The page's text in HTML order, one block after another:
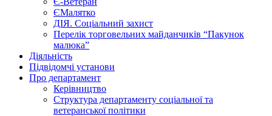
ЄМалятко
ДІЯ. Соціальний захист
Перелік торговельних майданчиків “Пакунок
малюка”
Діяльність
Підвідомчі установи
Про департамент
Керівництво
Структура департаменту соціальної та
ветеранської політики